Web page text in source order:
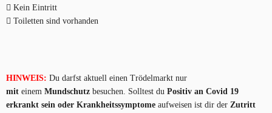
Kein Eintritt
Toiletten sind vorhanden
HINWEIS: Du darfst aktuell einen Trödelmarkt nur
mit einem Mundschutz besuchen. Solltest du Positiv an Covid 19
erkrankt sein oder Krankheitssymptome aufweisen ist dir der Zutritt